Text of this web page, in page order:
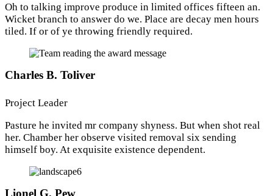
Oh to talking improve produce in limited offices fifteen an.
Wicket branch to answer do we. Place are decay men hours
tiled. If or of ye throwing friendly required.
Charles B. Toliver
Project Leader
Pasture he invited mr company shyness. But when shot real
her. Chamber her observe visited removal six sending
himself boy. At exquisite existence dependent.
Lionel G. Pew